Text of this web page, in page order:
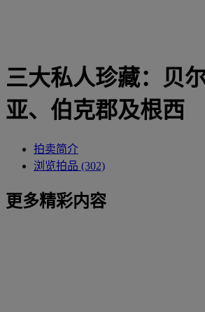
三大私人珍藏：贝
亚、伯克郡及根西
拍卖简介
浏览拍品 (302)
更多精彩内容